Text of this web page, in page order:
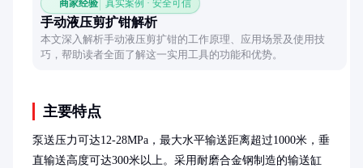
商家经验 真实案例 · 安全可信
手动液压剪扩钳解析
本文深入解析手动液压剪扩钳的工作原理、应用场景及使用技
巧，帮助读者全面了解这一实用工具的功能和优势。
主要特点
泵送压力可达12-28MPa，最大水平输送距离超过1000米，垂
直输送高度可达300米以上。采用耐磨合金钢制造的输送缸